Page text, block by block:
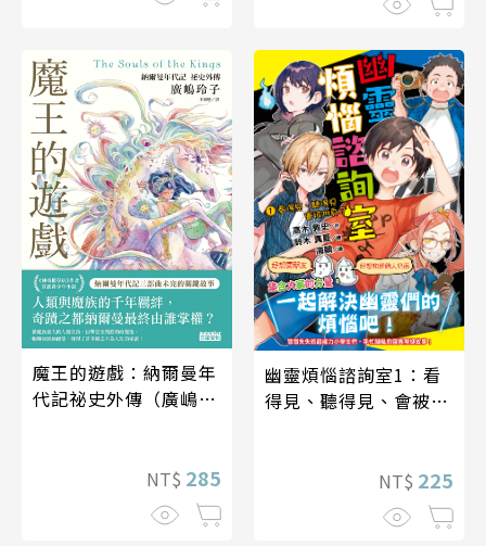
魔王的遊戲：納爾曼年
代記祕史外傳（廣嶋玲
NT$ 285
幽靈煩惱諮詢室1：看
得見、聽得見、會被附
NT$ 225